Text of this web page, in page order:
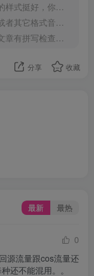
好，你们觉得呢
它格式音频吗？
查，是被砍了吗？
分享 收藏
最新 最热
0
源流量跟cos流量还
还不能混用。。